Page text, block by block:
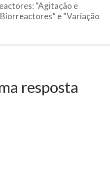
“Agitação e
e “Variação
resposta